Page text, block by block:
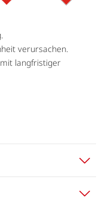
verursachen.
langfristiger